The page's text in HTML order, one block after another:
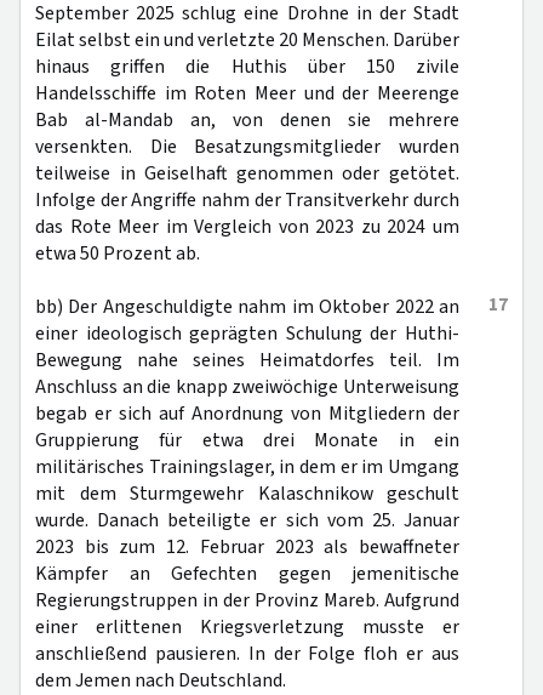
September 2025 schlug eine Drohne in der Stadt
Eilat selbst ein und verletzte 20 Menschen. Darüber
hinaus griffen die Huthis über 150 zivile
Handelsschiffe im Roten Meer und der Meerenge
Bab al-Mandab an, von denen sie mehrere
versenkten. Die Besatzungsmitglieder wurden
teilweise in Geiselhaft genommen oder getötet.
Infolge der Angriffe nahm der Transitverkehr durch
das Rote Meer im Vergleich von 2023 zu 2024 um
etwa 50 Prozent ab.
17
bb) Der Angeschuldigte nahm im Oktober 2022 an
einer ideologisch geprägten Schulung der Huthi-
Bewegung nahe seines Heimatdorfes teil. Im
Anschluss an die knapp zweiwöchige Unterweisung
begab er sich auf Anordnung von Mitgliedern der
Gruppierung für etwa drei Monate in ein
militärisches Trainingslager, in dem er im Umgang
mit dem Sturmgewehr Kalaschnikow geschult
wurde. Danach beteiligte er sich vom 25. Januar
2023 bis zum 12. Februar 2023 als bewaffneter
Kämpfer an Gefechten gegen jemenitische
Regierungstruppen in der Provinz Mareb. Aufgrund
einer erlittenen Kriegsverletzung musste er
anschließend pausieren. In der Folge floh er aus
dem Jemen nach Deutschland.